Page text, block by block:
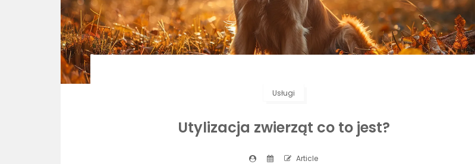
Usługi
Utylizacja zwierząt co to jest?
Article